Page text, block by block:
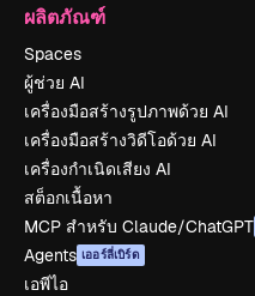
ผลิตภัณฑ์
Spaces
ผู้ช่วย AI
เครื่องมือสร้างรูปภาพด้วย AI
เครื่องมือสร้างวิดีโอด้วย AI
เครื่องกำเนิดเสียง AI
สต็อกเนื้อหา
MCP สำหรับ Claude/ChatGPT
Agents เออร์ลี่เบิร์ด
เอพีไอ